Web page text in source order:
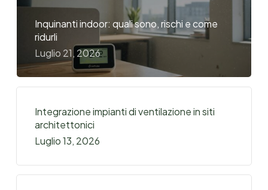
Inquinanti indoor: quali sono, rischi e come
ridurli
Luglio 21, 2026
Integrazione impianti di ventilazione in siti
architettonici
Luglio 13, 2026